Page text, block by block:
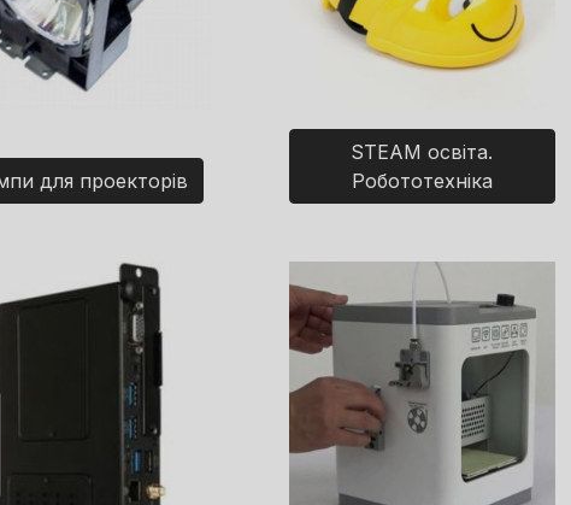
для проекторів
STEAM освіта.
Робототехніка